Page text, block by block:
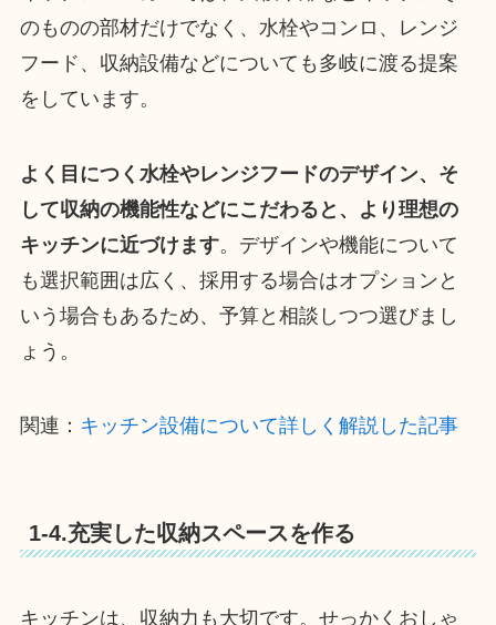
のものの部材だけでなく、水栓やコンロ、レンジ
フード、収納設備などについても多岐に渡る提案
をしています。
よく目につく水栓やレンジフードのデザイン、そ
して収納の機能性などにこだわると、より理想の
キッチンに近づけます。デザインや機能について
も選択範囲は広く、採用する場合はオプションと
いう場合もあるため、予算と相談しつつ選びまし
ょう。
関連： キッチン設備について詳しく解説した記事
1-4.充実した収納スペースを作る
キッチンは、収納力も大切です。せっかくおしゃ